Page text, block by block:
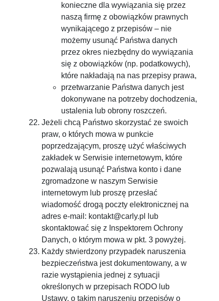
konieczne dla wywiązania się przez
naszą firmę z obowiązków prawnych
wynikającego z przepisów – nie
możemy usunąć Państwa danych
przez okres niezbędny do wywiązania
się z obowiązków (np. podatkowych),
które nakładają na nas przepisy prawa,
przetwarzanie Państwa danych jest
dokonywane na potrzeby dochodzenia,
ustalenia lub obrony roszczeń.
Jeżeli chcą Państwo skorzystać ze swoich
praw, o których mowa w punkcie
poprzedzającym, proszę użyć właściwych
zakładek w Serwisie internetowym, które
pozwalają usunąć Państwa konto i dane
zgromadzone w naszym Serwisie
internetowym lub proszę przesłać
wiadomość drogą poczty elektronicznej na
adres e-mail: kontakt@carly.pl
lub
skontaktować się z Inspektorem Ochrony
Danych, o którym mowa w pkt. 3 powyżej.
Każdy stwierdzony przypadek naruszenia
bezpieczeństwa jest dokumentowany, a w
razie wystąpienia jednej z sytuacji
określonych w przepisach RODO lub
Ustawy, o takim naruszeniu przepisów o